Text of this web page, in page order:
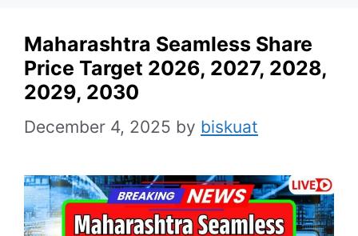
Maharashtra Seamless Share
Price Target 2026, 2027, 2028,
2029, 2030
December 4, 2025 by biskuat